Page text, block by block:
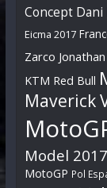
Concept Dani
Eicma 2017
Zarco
KTM Red Bull
Maverick
Model 2017
MotoGP Pol